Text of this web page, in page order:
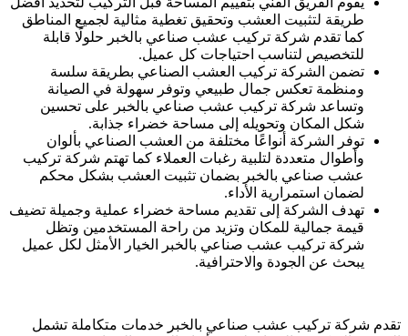
طريقة لتثبيت العشب وتحقيق تغطية مثالية لجميع المناطق
كما تقدم شركة تركيب عشب صناعي بالخبر حلولًا قابلة
للتخصيص لتناسب احتياجات كل عميل.
تضمن الشركة تركيب العشب الصناعي بطريقة سلسة
ومنظمة تعكس جمال طبيعي وتوفر سهولة في الصيانة
وتساعد شركة تركيب عشب صناعي بالخبر على تحسين
شكل المكان وتحويله إلى مساحة خضراء جذابة.
توفر الشركة أنواعًا مختلفة من العشب الصناعي بألوان
وأطوال متعددة لتلبية رغبات العملاء كما تهتم شركة تركيب
عشب صناعي بالخبر بضمان تثبيت العشب بشكل محكم
لضمان استمرارية الأداء.
تهدف الشركة إلى تقديم مساحة خضراء عملية وجميلة تضيف
قيمة جمالية للمكان وتزيد من راحة المستخدمين وتظل
شركة تركيب عشب صناعي بالخبر الخيار الأمثل لكل عميل
يبحث عن الجودة والاحترافية.
تقدم شركة تركيب عشب صناعي بالخبر خدمات متكاملة تشمل